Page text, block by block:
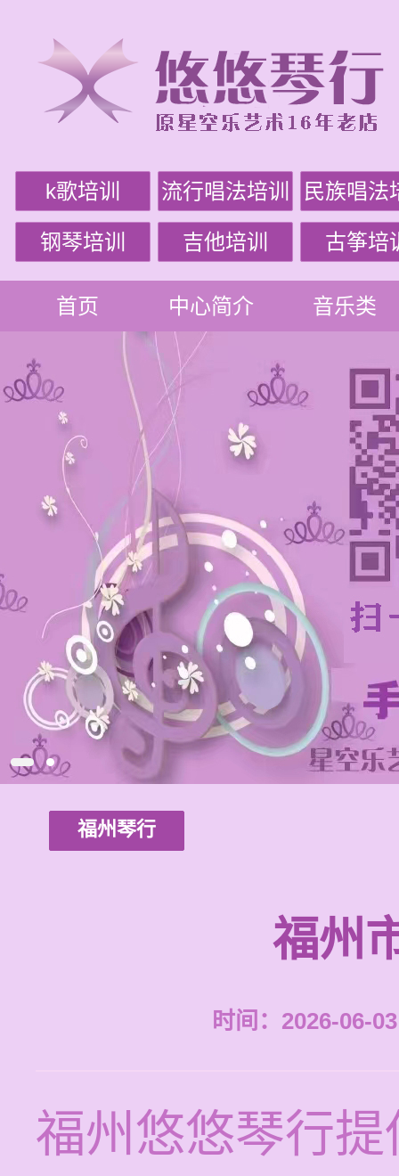
k歌培训 流行唱法培训 民族唱法
钢琴培训 吉他培训 古筝培
首页 中心简介 音乐类
福州琴行
福州
时间：2026-06-
福州悠悠琴行